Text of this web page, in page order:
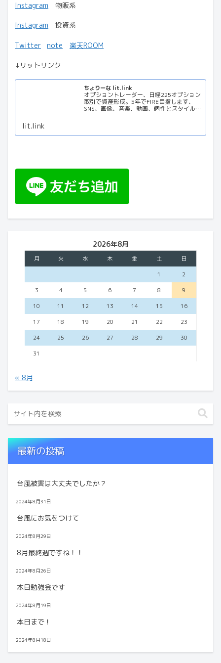
Instagram 物販系
Instagram 投資系
Twitter note 楽天ROOM
↓リットリンク
ちょりーな lit.link
オプショントレーダー、日経225オプション
取引で資産形成。5年でFIRE目指します、
SNS、画像、音楽、動画、個性とスタイルを
lit.link
2026年8月
月 火 水 木 金 土
日
1
2
3
4 5 6 7 8
9
10
11 12 13 14 15
16
17
18 19 20 21 22
23
24
25 26 27 28 29
30
31
« 8月
最新の投稿
台風被害は大丈夫でしたか？
2024年8月31日
台風にお気をつけて
2024年8月29日
8月最終週ですね！！
2024年8月26日
本日勉強会です
2024年8月19日
本日まで！
2024年8月18日